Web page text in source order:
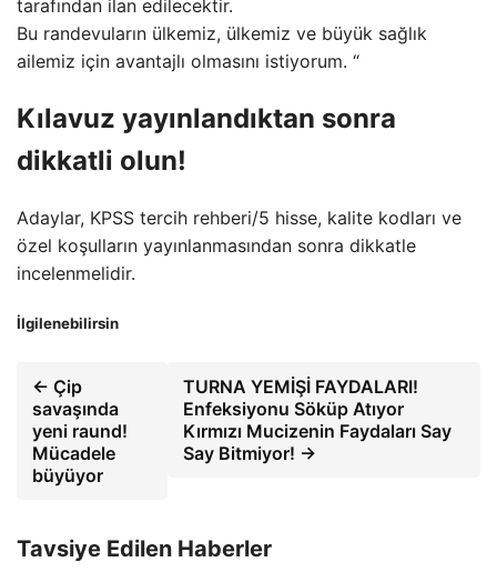
tarafından ilan edilecektir.
Bu randevuların ülkemiz, ülkemiz ve büyük sağlık
ailemiz için avantajlı olmasını istiyorum. “
Kılavuz yayınlandıktan sonra
dikkatli olun!
Adaylar, KPSS tercih rehberi/5 hisse, kalite kodları ve
özel koşulların yayınlanmasından sonra dikkatle
incelenmelidir.
İlgilenebilirsin
← Çip
savaşında
yeni raund!
Mücadele
büyüyor
TURNA YEMİŞİ FAYDALARI!
Enfeksiyonu Söküp Atıyor
Kırmızı Mucizenin Faydaları Say
Say Bitmiyor! →
Tavsiye Edilen Haberler